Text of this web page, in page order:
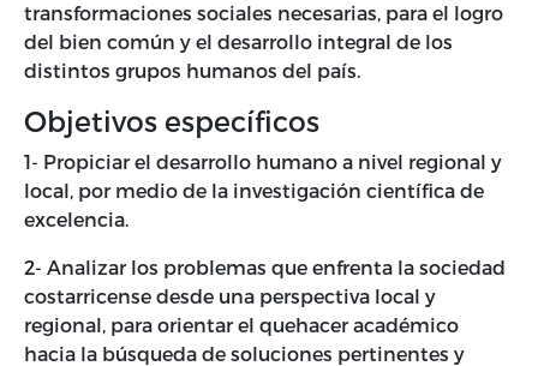
transformaciones sociales necesarias, para el logro
del bien común y el desarrollo integral de los
distintos grupos humanos del país.
Objetivos específicos
1- Propiciar el desarrollo humano a nivel regional y
local, por medio de la investigación científica de
excelencia.
2- Analizar los problemas que enfrenta la sociedad
costarricense desde una perspectiva local y
regional, para orientar el quehacer académico
hacia la búsqueda de soluciones pertinentes y